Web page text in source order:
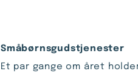
Småbørnsgudstjenester
Et par gange om året